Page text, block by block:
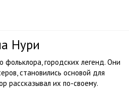
Нури
городских легенд. Они
становились основой для
рассказывал их по-своему.